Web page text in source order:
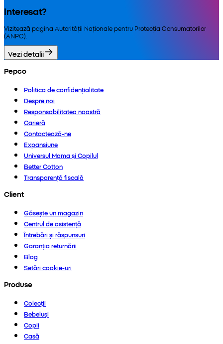
Interesat?
Vizitează pagina Autorității Naționale pentru Protecția Consumatorilor
(ANPC).
Vezi detalii
Pepco
Politica de confidențialitate
Despre noi
Responsabilitatea noastră
Carieră
Contactează-ne
Expansiune
Universul Mama și Copilul
Better Cotton
Transparență fiscală
Client
Găsește un magazin
Centrul de asistență
Întrebări și răspunsuri
Garanția returnării
Blog
Setări cookie-uri
Produse
Colecții
Bebeluși
Copii
Casă